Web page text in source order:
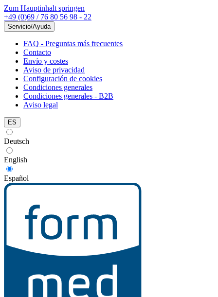
Zum Hauptinhalt springen
+49 (0)69 / 76 80 56 98 - 22
Servicio/Ayuda
FAQ - Preguntas más frecuentes
Contacto
Envío y costes
Aviso de privacidad
Configuración de cookies
Condiciones generales
Condiciones generales - B2B
Aviso legal
ES
Deutsch
English
Español